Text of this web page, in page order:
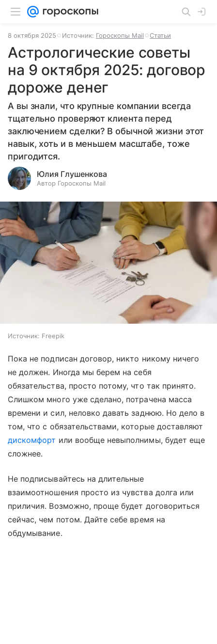
8 октября 2025 Источник: Гороскопы Mail Статьи
Астрологические советы
на 9 октября 2025: договор
дороже денег
А вы знали, что крупные компании всегда
тщательно проверяют клиента перед
заключением сделки? В обычной жизни этот
навык, хоть и в меньшем масштабе, тоже
пригодится.
Юлия Глушенкова
Автор Гороскопы Mail
Источник: Freepik
Пока не подписан договор, никто никому ничего
не должен. Иногда мы берем на себя
обязательства, просто потому, что так принято.
Слишком много уже сделано, потрачена масса
времени и сил, неловко давать заднюю. Но дело в
том, что с обязательствами, которые доставляют
дискомфорт или вообще невыполнимы, будет еще
сложнее.
Не подписывайтесь на длительные
взаимоотношения просто из чувства долга или
приличия. Возможно, проще будет договориться
сейчас, чем потом. Дайте себе время на
обдумывание.